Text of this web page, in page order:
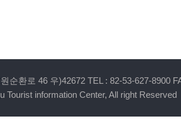
순환로 46 우)42672 TEL : 82-53-627-8900
Tourist information Center, All right Reserved